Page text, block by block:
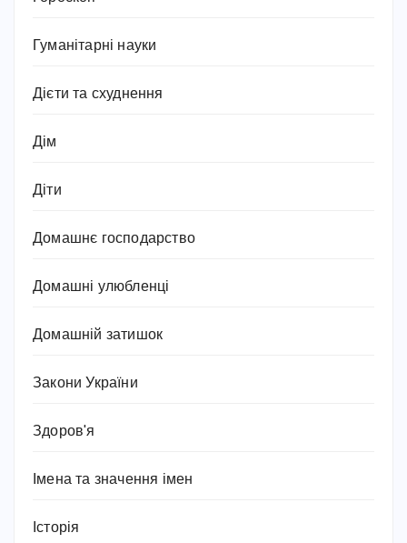
Гуманітарні науки
Дієти та схуднення
Дім
Діти
Домашнє господарство
Домашні улюбленці
Домашній затишок
Закони України
Здоров'я
Імена та значення імен
Історія